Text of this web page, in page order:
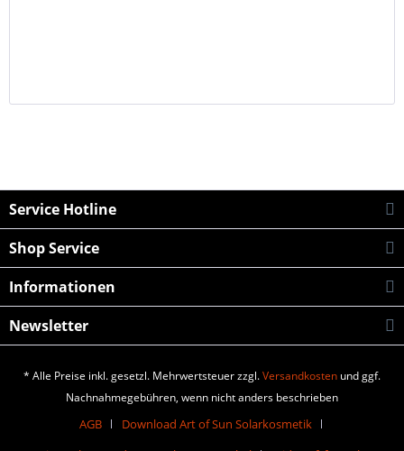
Service Hotline
Shop Service
Informationen
Newsletter
* Alle Preise inkl. gesetzl. Mehrwertsteuer zzgl.Versandkosten und ggf.
Nachnahmegebühren, wenn nicht anders beschrieben
AGB
Download Art of Sun Solarkosmetik